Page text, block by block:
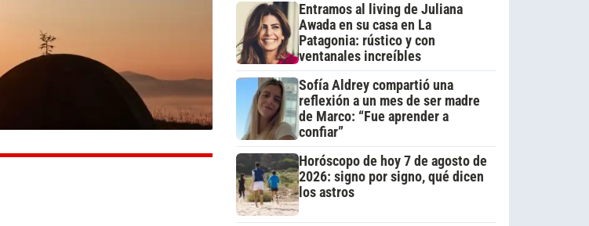
Entramos al living de Juliana
Awada en su casa en La
Patagonia: rústico y con
ventanales increíbles
Sofía Aldrey compartió una
reflexión a un mes de ser madre
de Marco: “Fue aprender a
confiar”
Horóscopo de hoy 7 de agosto de
2026: signo por signo, qué dicen
los astros